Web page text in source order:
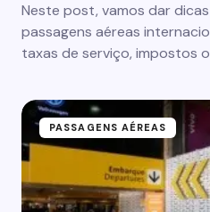
Neste post, vamos dar
passagens aéreas
taxas de serviço, impostos
PASSAGENS AÉREAS